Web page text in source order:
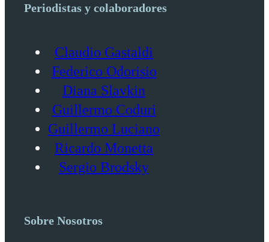
Periodistas y colaboradores
Claudio Gastaldi
Federico Odorisio
Diana Slavkin
Guillermo Coduri
Guillermo Luciano
Ricardo Monetta
Sergio Brodsky
Sobre Nosotros